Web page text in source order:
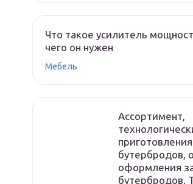
Что такое усилитель
чего он нужен
Мебель
Ассортимент,
приготовления
бутербродов,
оформления
бутербродов.